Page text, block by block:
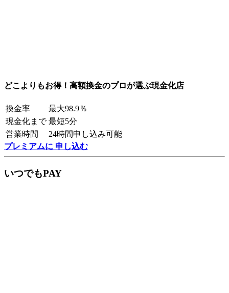
どこよりもお得！高額換金のプロが選ぶ現金化店
換金率
最大98.9％
現金化まで 最短5分
営業時間
24時間申し込み可能
プレミアムに 申し込む
いつでもPAY